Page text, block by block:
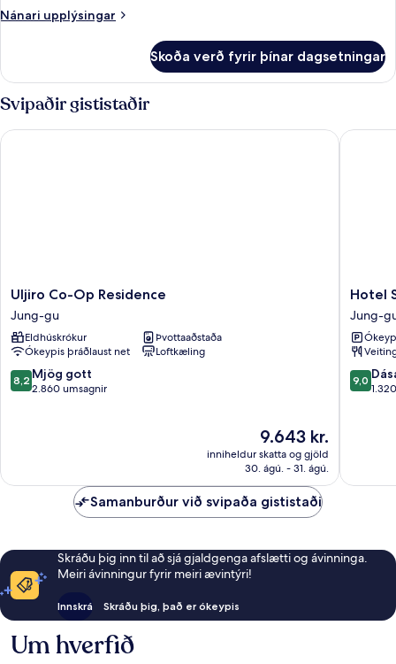
Standard
to
Double
Nánari upplýsingar
Nánari
Upgrade]
Standard
to
Double
Skoða verð fyrir þínar dagsetningar
Svipaðir gististaðir
Uljiro
Co-
Op
Residence
Jung-
gu
Uljiro Co-Op Residence
Jung-gu
Eldhúskrókur
Þvottaaðstaða
Ókeypis þráðlaust net
Loftkæling
8.2
af
8,2 Mjög gott
2.860 umsagnir
Verðið
er
9.643 kr.
9.643 kr.
inniheldur skatta og gjöld
30. ágú. - 31. ágú.
Uljiro Co-Op Residence
Hotel
Skypark
Jung-
gu
Hotel
Jung-
9.0
af
9,0
Hotel
Samanburður við svipaða gististaði
Skráðu þig inn til að sjá gjaldgenga afslætti og ávinninga.
Meiri ávinningur fyrir meiri ævintýri!
Innskrá Skráðu þig, það er ókeypis
Um hverfið